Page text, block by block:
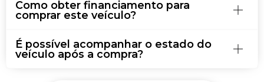
Como obter financiamento para
comprar este veículo?
É possível acompanhar o estado do
veículo após a compra?